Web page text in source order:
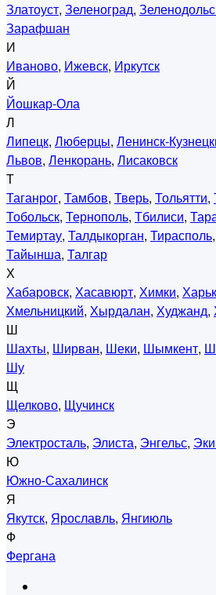
Златоуст, Зеленоград,
Зарафшан
И
Иваново, Ижевск, Иркутск
Й
Йошкар-Ола
Л
Липецк, Люберцы, Ленинск-
Львов, Ленкорань, Лисаковск
Т
Таганрог, Тамбов, Тверь, Тольятти,
Тобольск, Тернополь, Тбилиси,
Темиртау, Талдыкорган, Тирасполь,
Тайынша, Талгар
Х
Хабаровск, Хасавюрт, Химки,
Хмельницкий, Хырдалан, Худжанд,
Ш
Шахты, Ширван, Шеки, Шымкент,
Шу
Щ
Щелково, Щучинск
Э
Электросталь, Элиста, Энгельс,
Ю
Южно-Сахалинск
Я
Якутск, Ярославль, Янгиюль
Ф
Фергана